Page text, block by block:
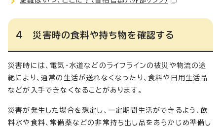
4 災害時の食料や持ち物を確認する
災害時には、電気・水道などのライフラインの被災や物流の途
絶により、通常の生活が送れなくなったり、食料や日用生活品
などが入手できなくなることがあります。
災害が発生した場合を想定し、一定期間生活ができるよう、飲
料水や食料、常備薬などの非常持ち出し品をあらかじめ準備し